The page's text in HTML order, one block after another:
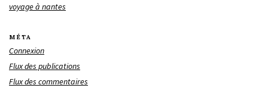
voyage à nantes
MÉTA
Connexion
Flux des publications
Flux des commentaires